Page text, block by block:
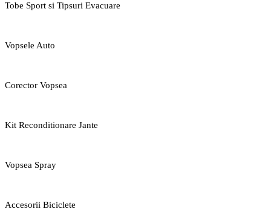
Tobe Sport si Tipsuri Evacuare
Vopsele Auto
Corector Vopsea
Kit Reconditionare Jante
Vopsea Spray
Accesorii Biciclete